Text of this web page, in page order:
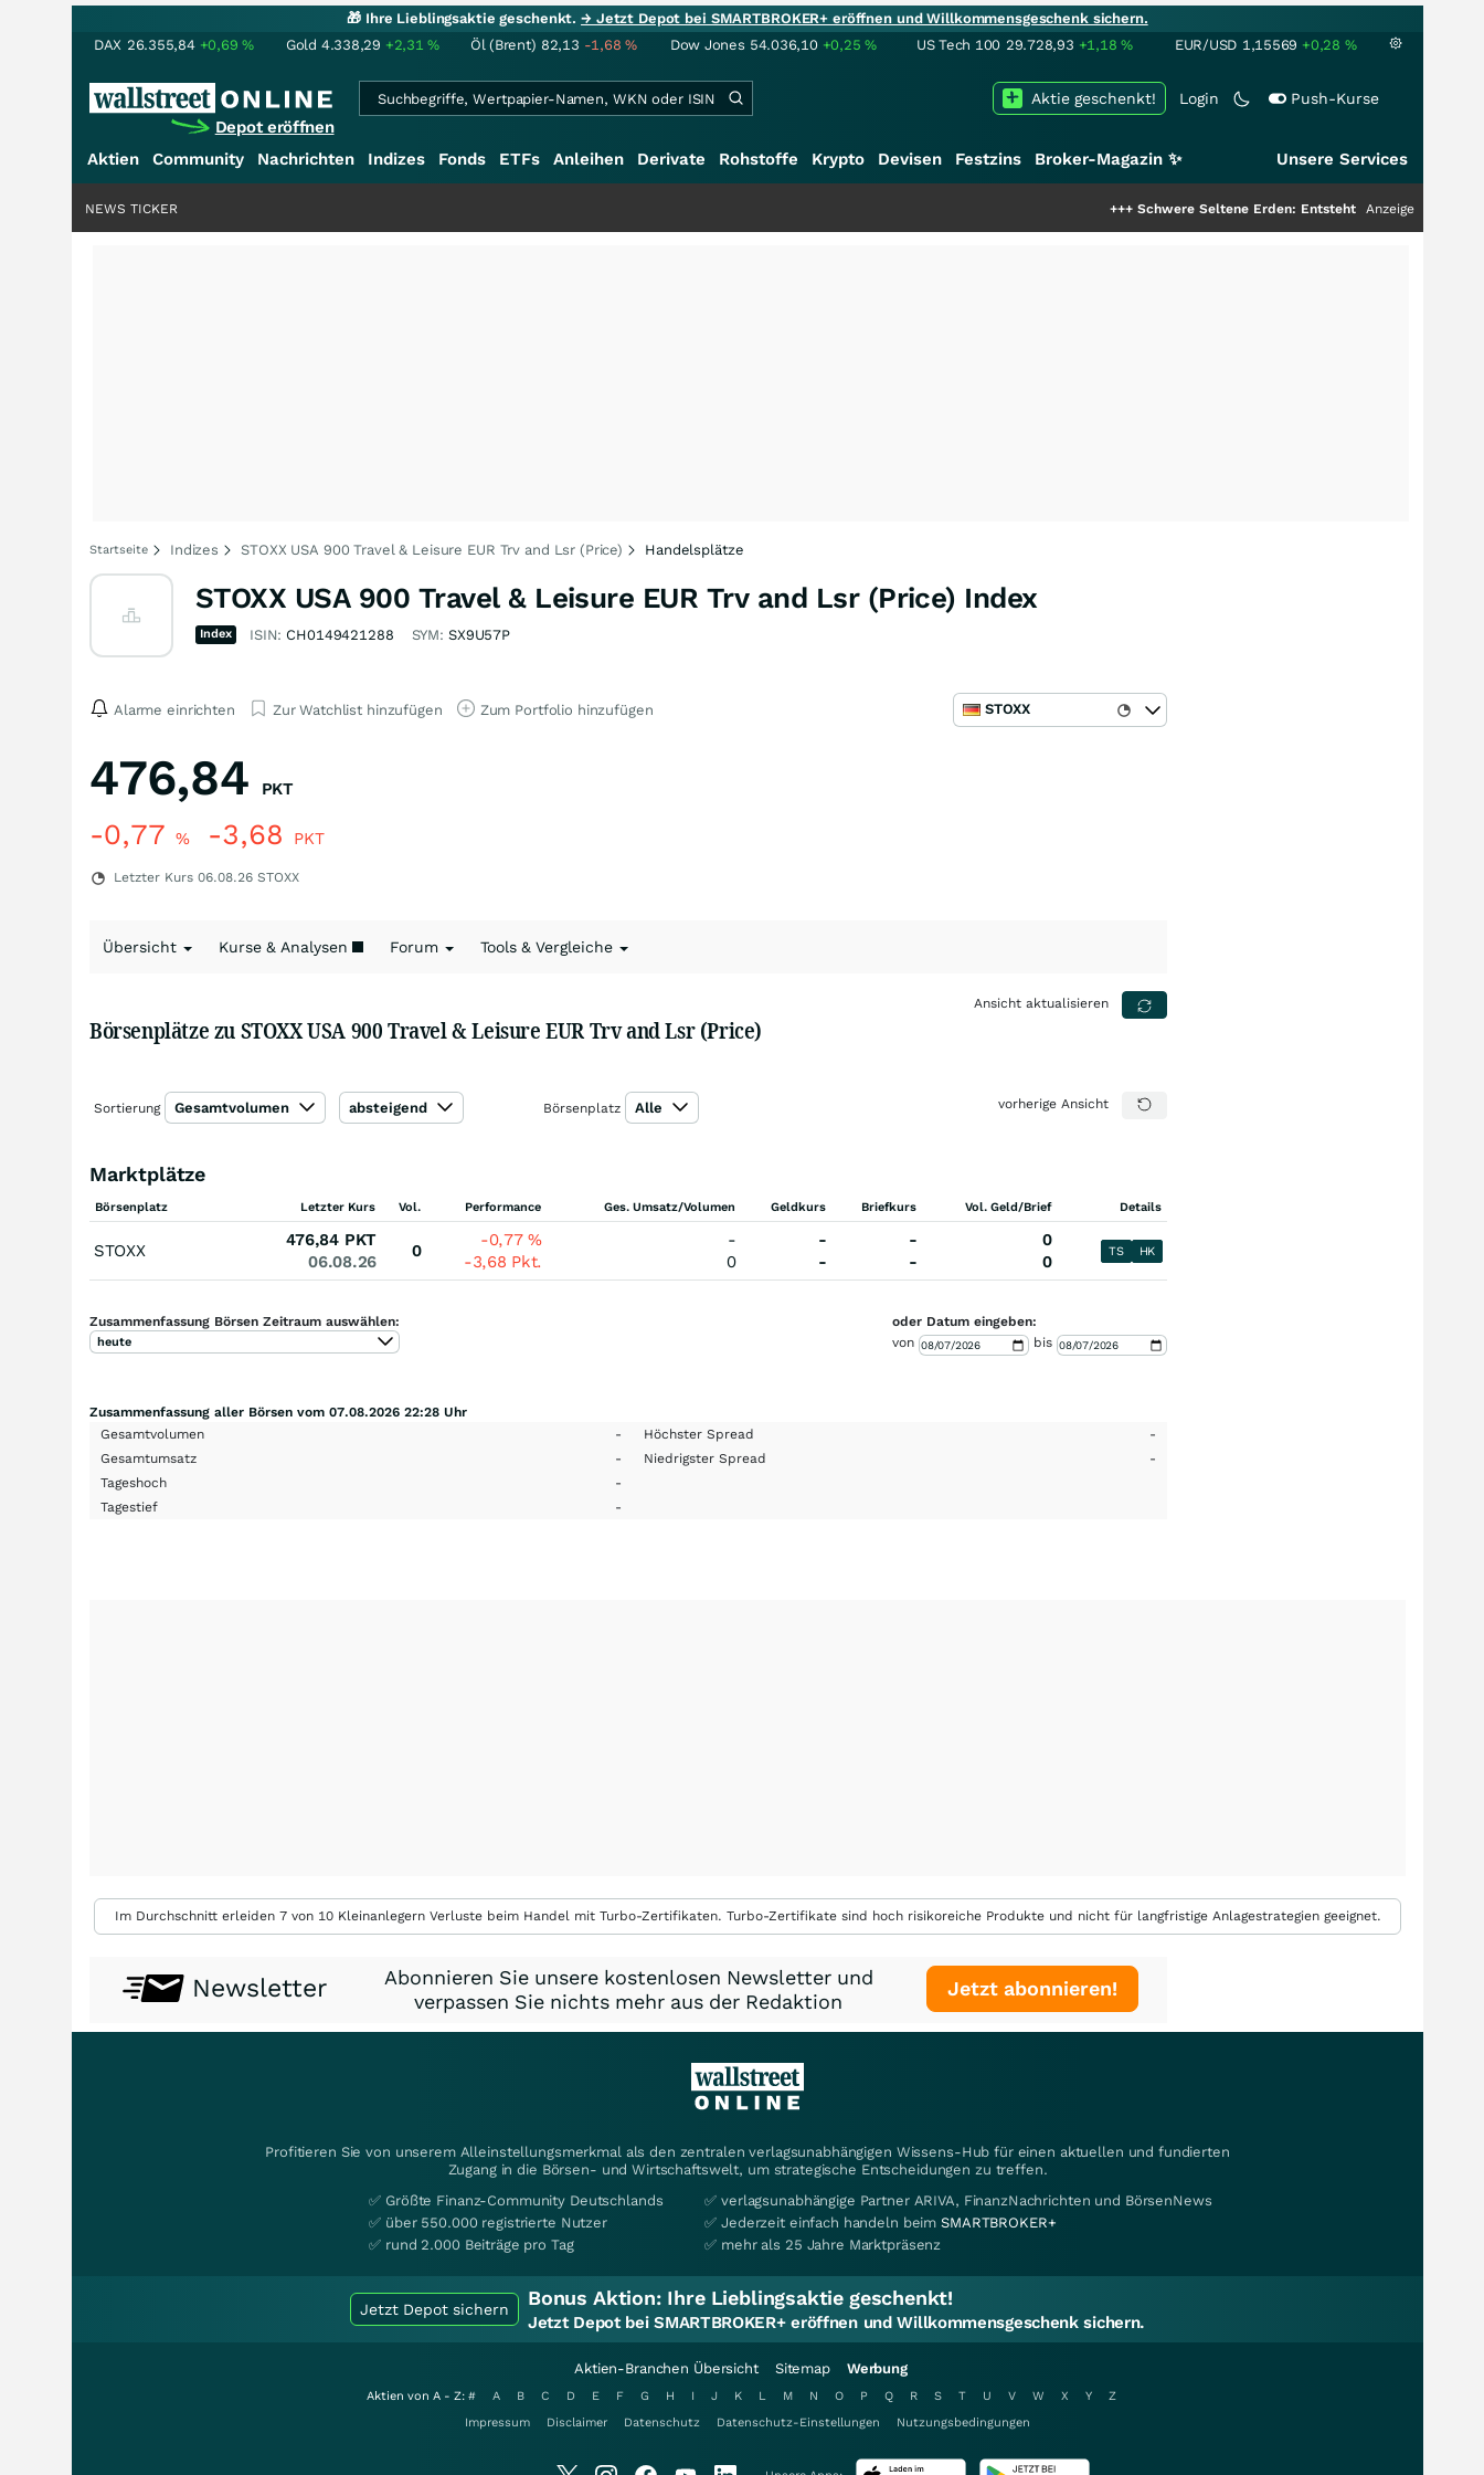
🎁 Ihre Lieblingsaktie geschenkt.→ Jetzt Depot bei SMARTBROKER+ eröffnen und Willkommensgeschenk sichern.
DAX 26.355,84 +0,69% Gold 4.338,29 +2,31% Öl (Brent) 82,13 -1,68% Dow Jones 54.036,10 +0,25% US Tech 100 29.728,93 +1,18% EUR/USD 1,15569 +0,28 %
Depot eröffnen
Login Push-Kurse
Aktie geschenkt!
Aktien Community Nachrichten Indizes Fonds ETFs Anleihen Derivate Rohstoffe Krypto Devisen Festzins Broker-Magazin ✨ Unsere Services
Schwere Seltene Erden: Entsteht hier die nächste
Anzeige
NEWS TICKER
Startseite Indizes STOXX USA 900 Travel & Leisure EUR Trv and Lsr (Price) Handelsplätze
STOXX USA 900 Travel & Leisure EUR Trv and Lsr (Price) Index
Index ISIN: CH0149421288 SYM: SX9U57P
Alarme einrichten Zur Watchlist hinzufügen Zum Portfolio hinzufügen STOXX
476,84 PKT
-0,77 % -3,68 PKT
Letzter Kurs 06.08.26 STOXX
Übersicht Kurse & Analysen Forum Tools & Vergleiche
Börsenplätze zu STOXX USA 900 Travel & Leisure EUR Trv and Lsr (Price)
Ansicht aktualisieren
Sortierung Gesamtvolumen absteigend Börsenplatz Alle vorherige Ansicht
Marktplätze
Börsenplatz Letzter Kurs Vol. Performance Ges. Umsatz/Volumen Geldkurs Briefkurs Vol. Geld/Brief Details
STOXX
476,84 PKT
06.08.26
0
-0,77%
-3,68 Pkt.
-
0
-
-
-
-
0
0
TS HK
Zusammenfassung Börsen Zeitraum auswählen:
heute
oder Datum eingeben:
von
bis
Zusammenfassung aller Börsen vom 07.08.2026 22:28 Uhr
Gesamtvolumen
- Höchster Spread
-
Gesamtumsatz
- Niedrigster Spread
-
Tageshoch
-
Tagestief
-
Im Durchschnitt erleiden 7 von 10 Kleinanlegern Verluste beim Handel mit Turbo-Zertifikaten. Turbo-Zertifikate sind hoch risikoreiche Produkte und nicht für langfristige Anlagestrategien geeignet.
Newsletter
Abonnieren Sie unsere kostenlosen Newsletter und
verpassen Sie nichts mehr aus der Redaktion
Jetzt abonnieren!
Profitieren Sie von unserem Alleinstellungsmerkmal als den zentralen verlagsunabhängigen Wissens-Hub für einen aktuellen und fundierten
Zugang in die Börsen- und Wirtschaftswelt, um strategische Entscheidungen zu treffen.
✅ Größte Finanz-Community Deutschlands
✅ über 550.000 registrierte Nutzer
✅ rund 2.000 Beiträge pro Tag
✅ verlagsunabhängige Partner ARIVA, FinanzNachrichten und BörsenNews
✅ Jederzeit einfach handeln beimSMARTBROKER+
✅ mehr als 25 Jahre Marktpräsenz
Jetzt Depot sichern Bonus Aktion: Ihre Lieblingsaktie geschenkt!
Jetzt Depot bei SMARTBROKER+ eröffnen und Willkommensgeschenk sichern.
Aktien-Branchen Übersicht Sitemap Werbung
Aktien von A - Z: # A B C D E F G H I J K L M N O P Q R S T U V W X Y
Z
Impressum
Disclaimer Datenschutz Datenschutz-Einstellungen Nutzungsbedingungen